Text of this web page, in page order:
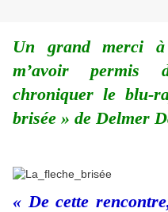
Un grand merci à
m’avoir
chroniquer le blu-
brisée » de Delmer
« De cette